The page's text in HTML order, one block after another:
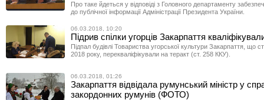
Про таке йдеться у відповіді з Головного департаменту
до публічної інформації Адміністрації Президента України.
06.03.2018, 10:20
Підрив спілки угорців Закарпаття
Підпал будівлі Товариства угорської культури Закарпаття, що
2018 року, перекваліфікували на теракт (ст. 258 ККУ).
06.03.2018, 01:26
Закарпаття відвідала румунський міністр у
закордонних румунів (ФОТО)